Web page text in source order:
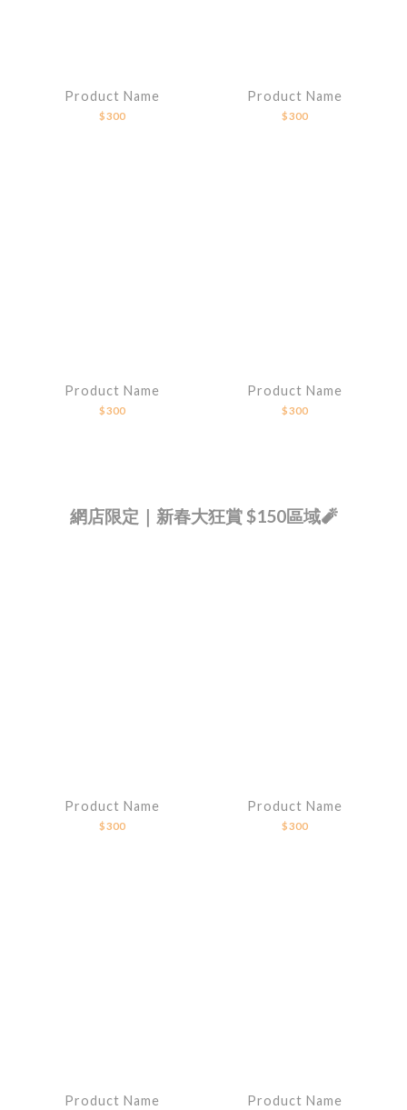
Product Name
$300
Product Name
$300
Product Name
$300
Product Name
$300
網店限定｜新春大狂賞 $150區域🧨
Product Name
$300
Product Name
$300
Product Name Product Name